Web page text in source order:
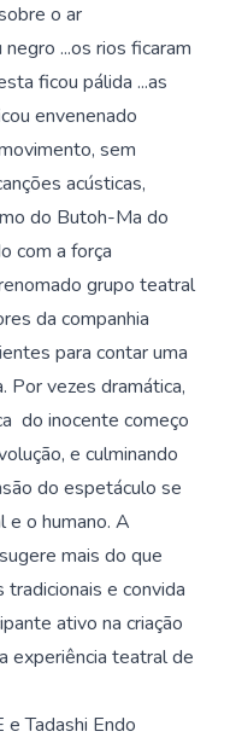
o ar
...os rios ficaram
ficou pálida ...as
envenenado
sem
acústicas,
do Butoh-Ma do
com a força
grupo teatral
da companhia
para contar uma
Por vezes dramática,
 do inocente começo
e culminando
do espetáculo se
e o humano. A
mais do que
e convida
ativo na criação
experiência teatral de
e Tadashi Endo